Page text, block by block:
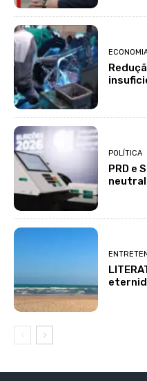
POLÍTICA
PRD e